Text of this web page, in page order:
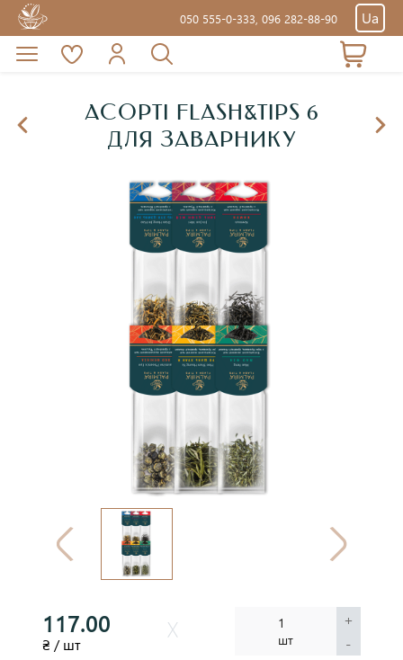
050 555-0-333, 096 282-88-90 Ua
АСОРТІ FLASH&TIPS 6
ДЛЯ ЗАВАРНИКУ
117.00
₴ / шт
1
шт
+
-